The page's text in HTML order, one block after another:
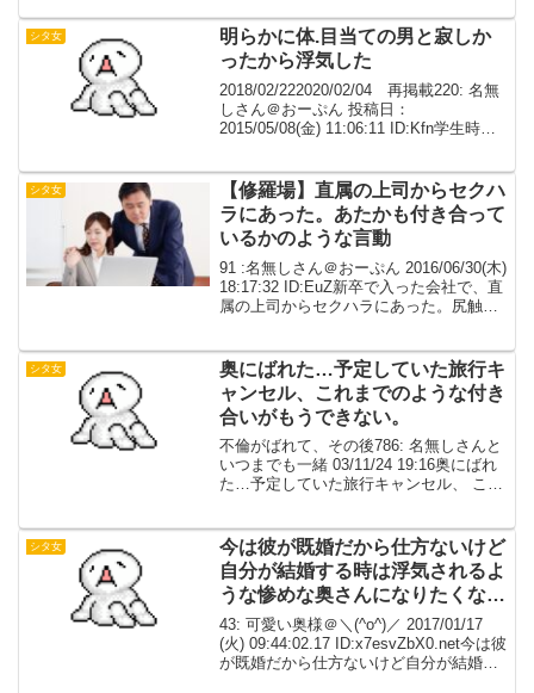
ット写真見せたり、女捨てた...
シタ女
明らかに体.目当ての男と寂しか
ったから浮気した
2018/02/222020/02/04 再掲載220: 名無
しさん＠おーぷん 投稿日：
2015/05/08(金) 11:06:11 ID:Kfn学生時代
忙しくて...
シタ女
【修羅場】直属の上司からセクハ
ラにあった。あたかも付き合って
いるかのような言動
91 :名無しさん＠おーぷん 2016/06/30(木)
18:17:32 ID:EuZ新卒で入った会社で、直
属の上司からセクハラにあった。尻触る
うな言動っていうのかな...
シタ女
奥にばれた…予定していた旅行キ
ャンセル、これまでのような付き
合いがもうできない。
不倫がばれて、その後786: 名無しさんと
いつまでも一緒 03/11/24 19:16奥にばれ
た…予定していた旅行キャンセル、 これ
ホントにごめんなさい。 でも、別...
シタ女
今は彼が既婚だから仕方ないけど
自分が結婚する時は浮気されるよ
うな惨めな奥さんになりたくない
【矛盾】
43: 可愛い奥様＠＼(^o^)／ 2017/01/17
(火) 09:44:02.17 ID:x7esvZbX0.net今は彼
が既婚だから仕方ないけど自分が結婚す